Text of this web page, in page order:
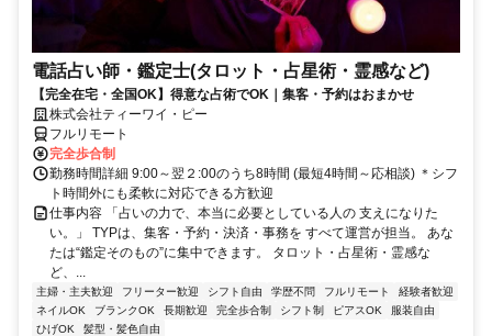
電話占い師・鑑定士(タロット・占星術・霊感など)
【完全在宅・全国OK】得意な占術でOK｜集客・予約はおまかせ
株式会社ティーワイ・ピー
フルリモート
完全歩合制
勤務時間詳細 9:00～翌２:00のうち8時間 (最短4時間～応相談) ＊シフ
ト時間外にも柔軟に対応できる方歓迎
仕事内容 「占いの力で、本当に必要としている人の 支えになりた
い。」 TYPは、集客・予約・決済・事務を すべて運営が担当。 あな
たは“鑑定そのもの”に集中できます。 タロット・占星術・霊感な
ど、...
主婦・主夫歓迎 フリーター歓迎 シフト自由 学歴不問 フルリモート
経験者歓迎
ネイルOK
ブランクOK 長期歓迎 完全歩合制 シフト制 ピアスOK
服装自由
ひげOK
髪型・髪色自由